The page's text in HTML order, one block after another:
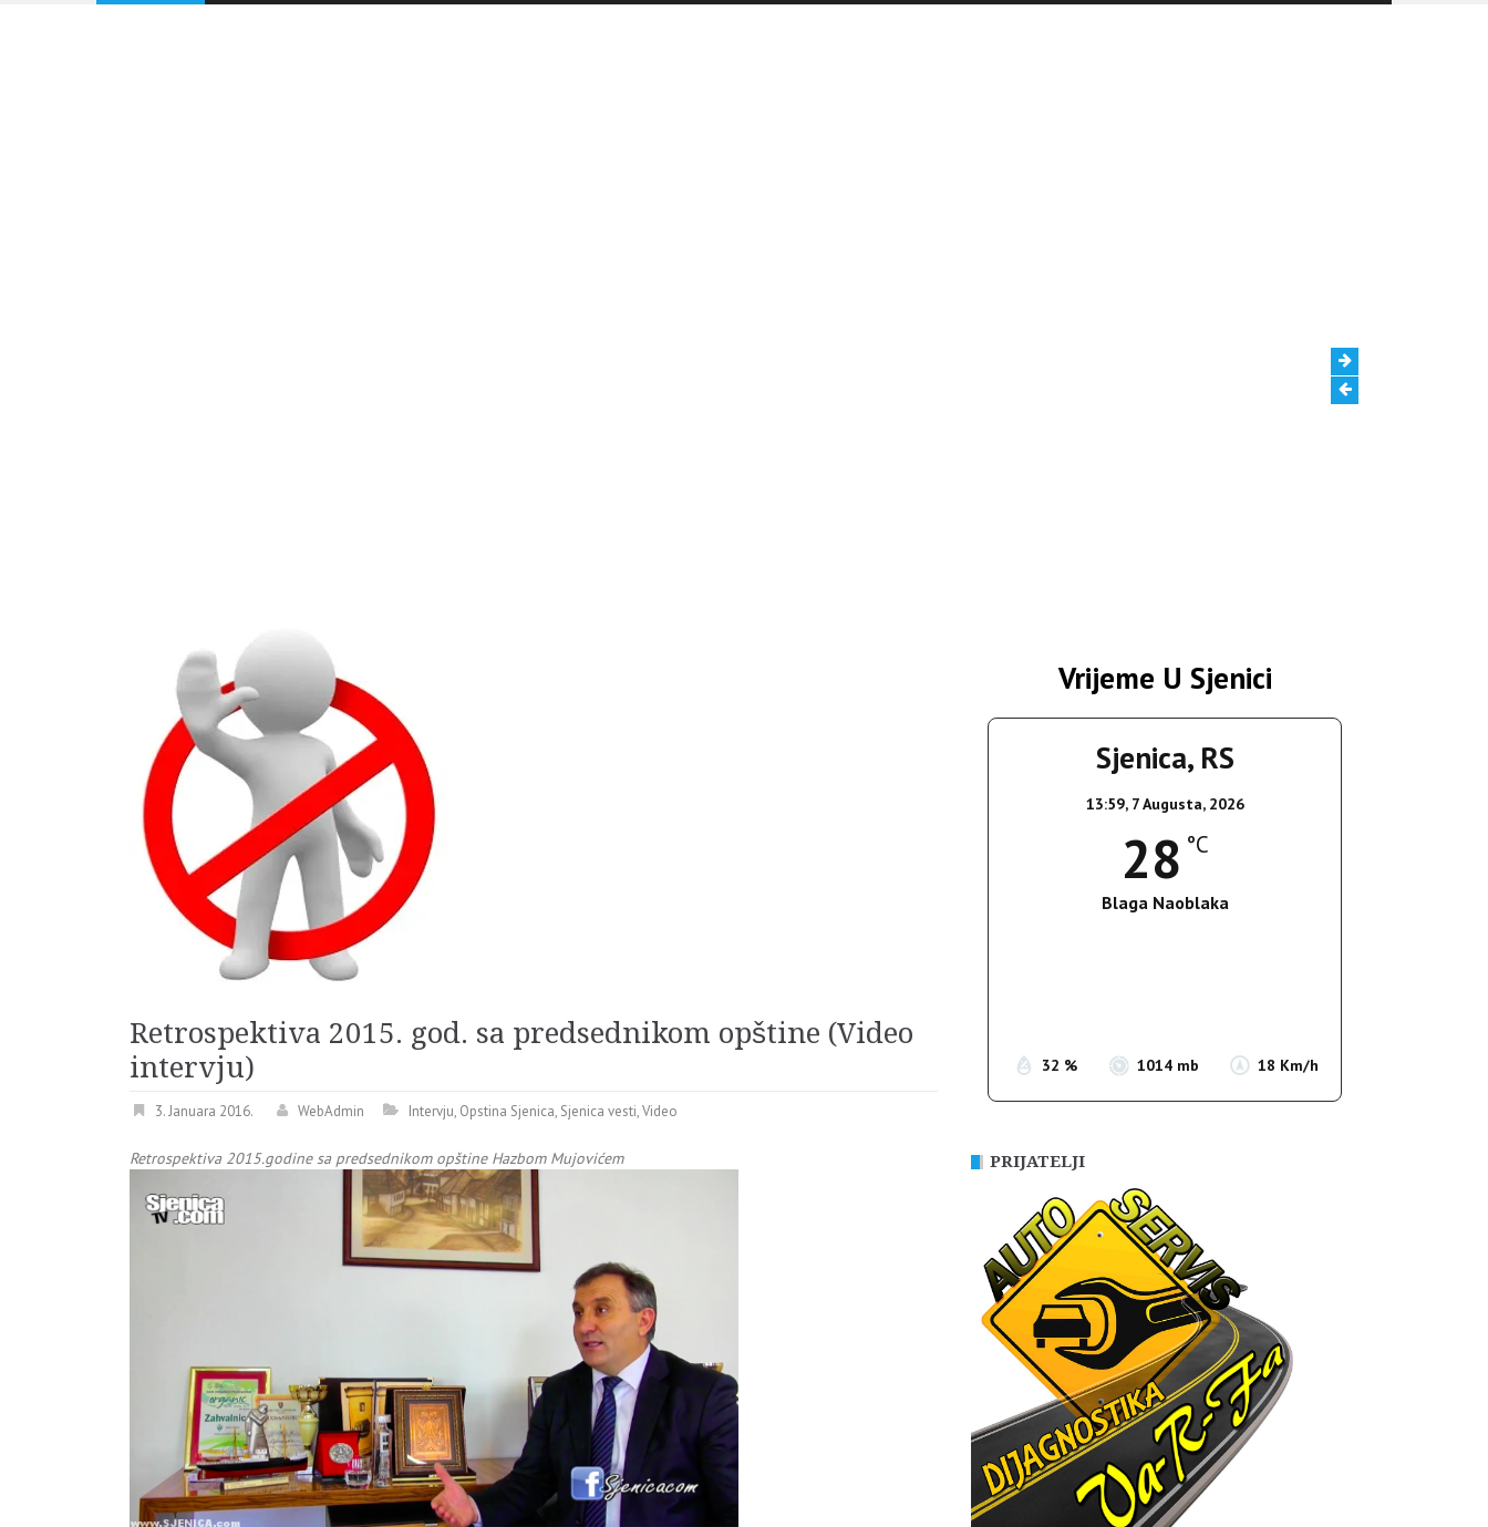
Retrospektiva 2015. god. sa predsednikom opštine (Video
intervju)
3. Januara 2016. WebAdmin Intervju, Opstina Sjenica, Sjenica vesti,Video
Retrospektiva 2015.godine sa predsednikom opštine Hazbom Mujovićem
Vrijeme U Sjenici
Sjenica, RS
13:59, 7 Augusta, 2026
28 °C
Blaga Naoblaka
32 % 1014 mb 18 Km/h
PRIJATELJI